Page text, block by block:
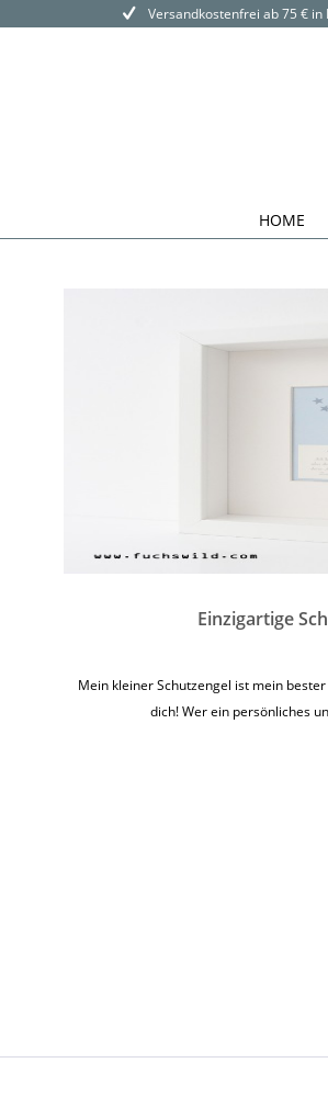
Versandkostenfrei ab 75 € in
HOME
Einzigartige
Mein kleiner Schutzengel ist mein
dich! Wer ein persönliches